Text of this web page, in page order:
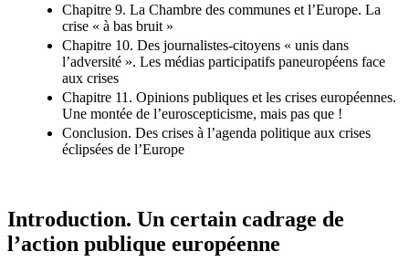
Chapitre 9. La Chambre des communes et l’Europe. La
crise « à bas bruit »
Chapitre 10. Des journalistes-citoyens « unis dans
l’adversité ». Les médias participatifs paneuropéens face
aux crises
Chapitre 11. Opinions publiques et les crises européennes.
Une montée de l’euroscepticisme, mais pas que !
Conclusion. Des crises à l’agenda politique aux crises
éclipsées de l’Europe
Introduction. Un certain cadrage de
l’action publique européenne